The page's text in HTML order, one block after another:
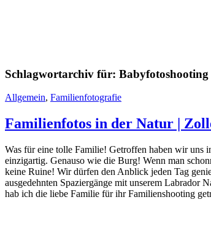
Schlagwortarchiv für:
Allgemein, Familienfotografie
Familienfotos in der Natur |
Was für eine tolle Familie! Getroffen haben wir uns
einzigartig. Genauso wie die Burg! Wenn man
keine Ruine! Wir dürfen den Anblick jeden Tag
ausgedehnten Spaziergänge mit unserem Labrador
hab ich die liebe Familie für ihr Familienshooting